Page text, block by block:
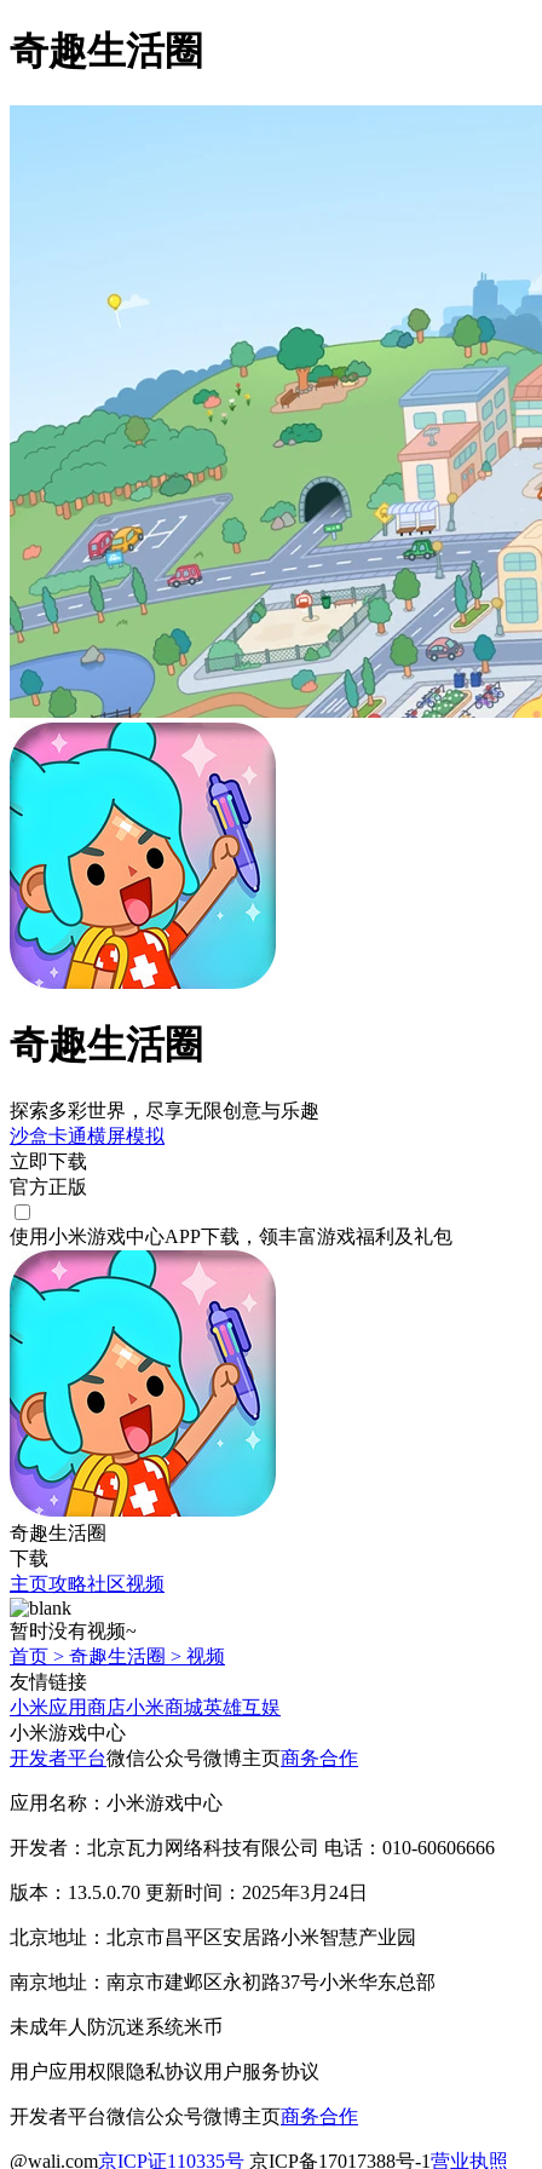
奇趣生活圈
奇趣生活圈
探索多彩世界，尽享无限创意与乐趣
沙盒卡通横屏模拟
立即下载
官方正版
使用小米游戏中心APP下载 ，领丰富游戏福利 及礼包
奇趣生活圈
下载
主页攻略社区视频
暂时没有视频~
首页 > 奇趣生活圈 > 视频
友情链接
小米应用商店小米商城英雄互娱
小米游戏中心
开发者平台微信公众号微博主页商务合作
应用名称：小米游戏中心
开发者：北京瓦力网络科技有限公司 电话：010-60606666
版本：13.5.0.70 更新时间：2025年3月24日
北京地址：北京市昌平区安居路小米智慧产业园
南京地址：南京市建邺区永初路37号小米华东总部
未成年人防沉迷系统米币
用户应用权限隐私协议用户服务协议
开发者平台微信公众号微博主页商务合作
@wali.com京ICP证110335号 京ICP备17017388号-1营业执照